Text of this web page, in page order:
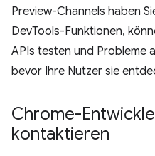
Preview-Channels haben
DevTools-Funktionen,
APIs testen und Probleme
bevor Ihre Nutzer sie
Chrome-
kontaktieren